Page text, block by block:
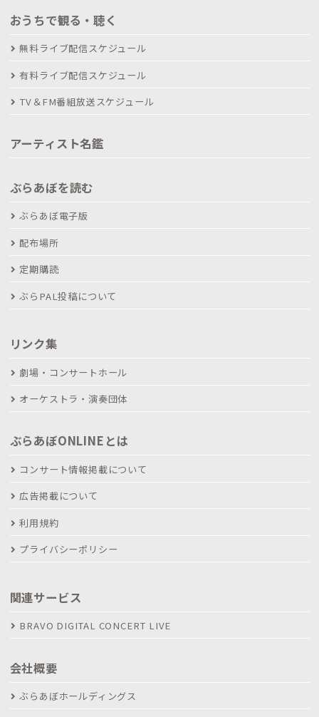
おうちで観る・聴く
無料ライブ配信スケジュール
有料ライブ配信スケジュール
TV＆FM番組放送スケジュール
アーティスト名鑑
ぶらあぼを読む
ぶらあぼ電子版
配布場所
定期購読
ぶらPAL投稿について
リンク集
劇場・コンサートホール
オーケストラ・演奏団体
ぶらあぼONLINEとは
コンサート情報掲載について
広告掲載について
利用規約
プライバシーポリシー
関連サービス
BRAVO DIGITAL CONCERT LIVE
会社概要
ぶらあぼホールディングス